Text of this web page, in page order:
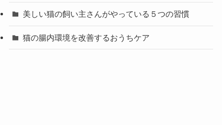
美しい猫の飼い主さんがやっている５つの習慣
猫の腸内環境を改善するおうちケア